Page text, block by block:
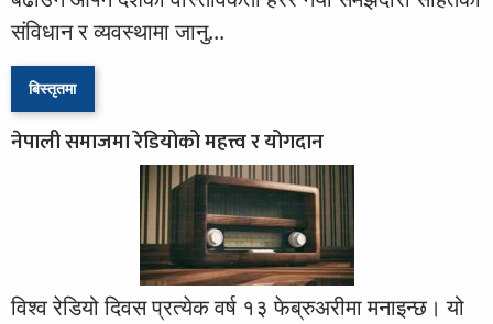
संविधान र व्यवस्थामा जानु...
बिस्तृतमा
नेपाली समाजमा रेडियोको महत्त्व र योगदान
विश्व रेडियो दिवस प्रत्येक वर्ष १३ फेब्रुअरीमा मनाइन्छ। यो